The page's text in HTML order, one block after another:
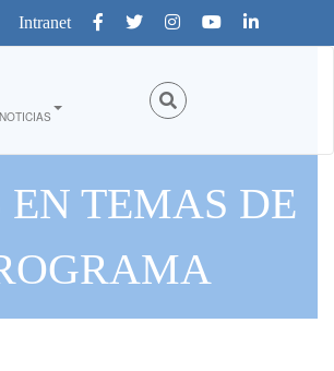
Intranet
NOTICIAS
TEMAS DE
DE LAS